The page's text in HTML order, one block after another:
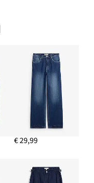
€ 29,99